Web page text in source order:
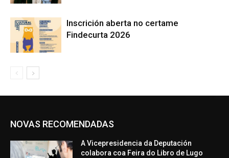
Inscrición aberta no certame
Findecurta 2026
NOVAS RECOMENDADAS
A Vicepresidencia da Deputación
colabora coa Feira do Libro de Lugo